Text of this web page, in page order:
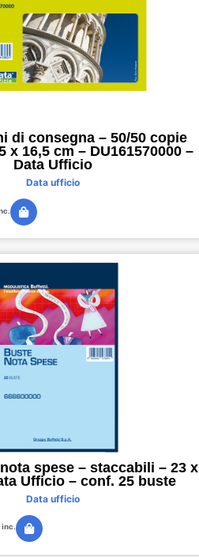
di consegna – 50/50 copie
x 16,5 cm – DU161570000 –
Data Ufficio
Data ufficio
spese – staccabili – 23 x
Ufficio – conf. 25 buste
Data ufficio